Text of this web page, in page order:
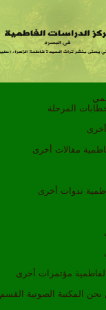
المرحلة
مقالات أخرى
ندوات أخرى
مؤتمرات أخرى
نحن المكتبة الصوتية